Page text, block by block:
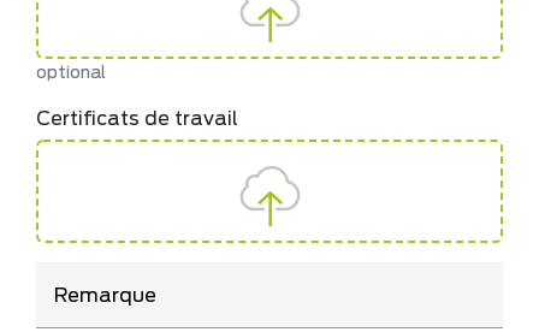
optional
Certificats de travail
Remarque